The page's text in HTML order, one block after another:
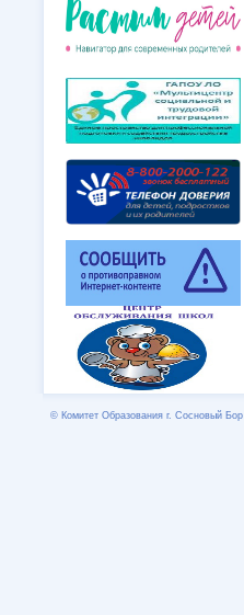
© Комитет Образования г. Сосновый Бор